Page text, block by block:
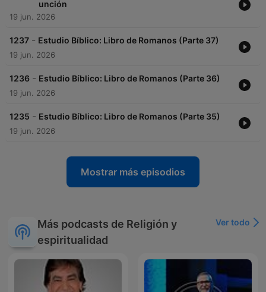
unción
19 jun. 2026
1237 - Estudio Bíblico: Libro de Romanos (Parte 37)
19 jun. 2026
1236 - Estudio Bíblico: Libro de Romanos (Parte 36)
19 jun. 2026
1235 - Estudio Bíblico: Libro de Romanos (Parte 35)
19 jun. 2026
Mostrar más episodios
Más podcasts de Religión y
espiritualidad
Ver todo